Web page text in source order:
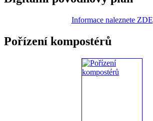
Informace naleznete ZDE
Pořízení kompostérů